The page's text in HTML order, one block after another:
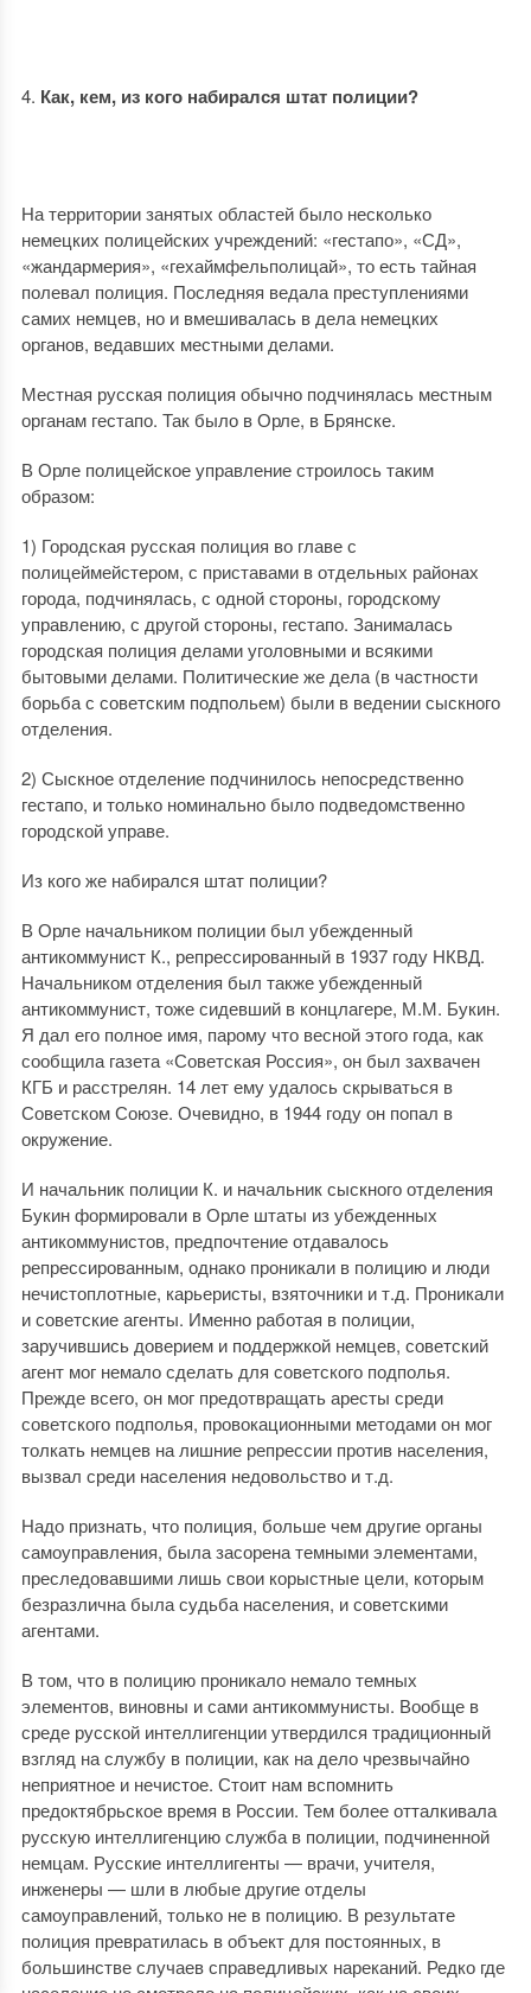
Как, кем, из кого набирался штат полиции?
На территории занятых областей было несколько
немецких полицейских учреждений: «гестапо», «СД»,
«жандармерия», «гехаймфельполицай», то есть тайная
полевал полиция. Последняя ведала преступлениями
самих немцев, но и вмешивалась в дела немецких
органов, ведавших местными делами.
Местная русская полиция обычно подчинялась местным
органам гестапо. Так было в Орле, в Брянске.
В Орле полицейское управление строилось таким
образом:
1) Городская русская полиция во главе с
полицеймейстером, с приставами в отдельных районах
города, подчинялась, с одной стороны, городскому
управлению, с другой стороны, гестапо. Занималась
городская полиция делами уголовными и всякими
бытовыми делами. Политические же дела (в частности
борьба с советским подпольем) были в ведении сыскного
отделения.
2) Сыскное отделение подчинилось непосредственно
гестапо, и только номинально было подведомственно
городской управе.
Из кого же набирался штат полиции?
В Орле начальником полиции был убежденный
антикоммунист К., репрессированный в 1937 году НКВД.
Начальником отделения был также убежденный
антикоммунист, тоже сидевший в концлагере, М.М. Букин.
Я дал его полное имя, парому что весной этого года, как
сообщила газета «Советская Россия», он был захвачен
КГБ и расстрелян. 14 лет ему удалось скрываться в
Советском Союзе. Очевидно, в 1944 году он попал в
окружение.
И начальник полиции К. и начальник сыскного отделения
Букин формировали в Орле штаты из убежденных
антикоммунистов, предпочтение отдавалось
репрессированным, однако проникали в полицию и люди
нечистоплотные, карьеристы, взяточники и т.д. Проникали
и советские агенты. Именно работая в полиции,
заручившись доверием и поддержкой немцев, советский
агент мог немало сделать для советского подполья.
Прежде всего, он мог предотвращать аресты среди
советского подполья, провокационными методами он мог
толкать немцев на лишние репрессии против населения,
вызвал среди населения недовольство и т.д.
Надо признать, что полиция, больше чем другие органы
самоуправления, была засорена темными элементами,
преследовавшими лишь свои корыстные цели, которым
безразлична была судьба населения, и советскими
агентами.
В том, что в полицию проникало немало темных
элементов, виновны и сами антикоммунисты. Вообще в
среде русской интеллигенции утвердился традиционный
взгляд на службу в полиции, как на дело чрезвычайно
неприятное и нечистое. Стоит нам вспомнить
предоктябрьское время в России. Тем более отталкивала
русскую интеллигенцию служба в полиции, подчиненной
немцам. Русские интеллигенты — врачи, учителя,
инженеры — шли в любые другие отделы
самоуправлений, только не в полицию. В результате
полиция превратилась в объект для постоянных, в
большинстве случаев справедливых нареканий. Редко где